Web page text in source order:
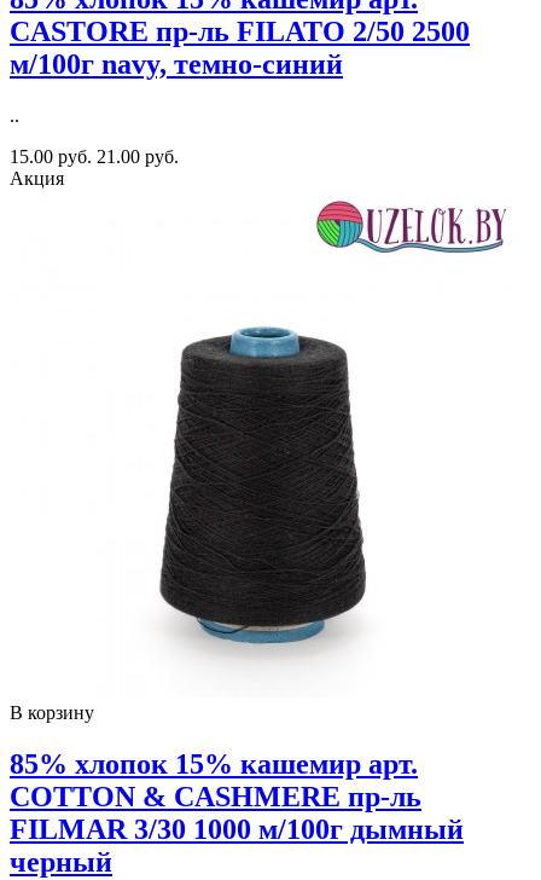
CASTORE пр-ль FILATO 2/50 2500
м/100г navy, темно-синий
..
15.00 руб. 21.00 руб.
Акция
В корзину
85% хлопок 15% кашемир арт.
COTTON & CASHMERE пр-ль
FILMAR 3/30 1000 м/100г дымный
черный